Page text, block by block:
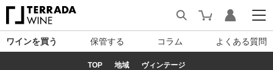
ワインを買う 保管する コラム よくある質問
TOP 地域 ヴィンテージ